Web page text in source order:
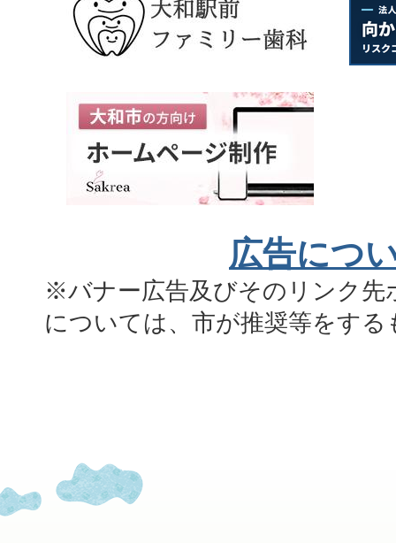
広告につ
※バナー広告及びそのリンク先
については、市が推奨等をす